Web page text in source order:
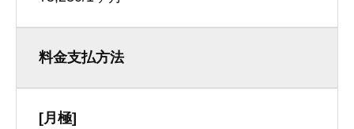
料金支払方法
[月極]